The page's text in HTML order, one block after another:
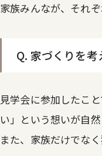
家族みんなが、それ
Q. 家づくりを考
見学会に参加したこ
い」という想いが自
また、家族だけでな